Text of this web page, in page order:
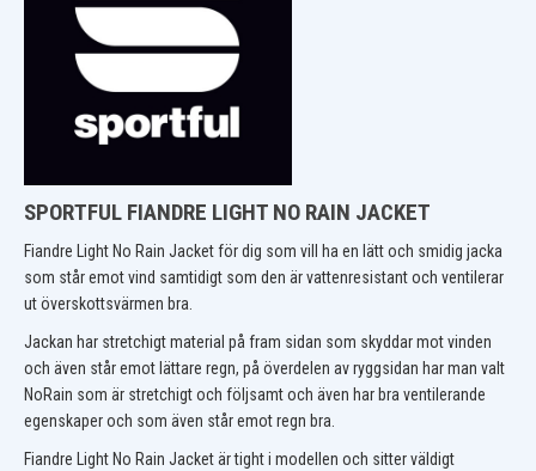
SPORTFUL FIANDRE LIGHT NO RAIN JACKET
Fiandre Light No Rain Jacket för dig som vill ha en lätt och smidig jacka
som står emot vind samtidigt som den är vattenresistant och ventilerar
ut överskottsvärmen bra.
Jackan har stretchigt material på fram sidan som skyddar mot vinden
och även står emot lättare regn, på överdelen av ryggsidan har man valt
NoRain som är stretchigt och följsamt och även har bra ventilerande
egenskaper och som även står emot regn bra.
Fiandre Light No Rain Jacket är tight i modellen och sitter väldigt